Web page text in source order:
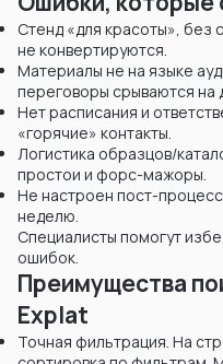
Стенд «для красоты», без
не конвертируются.
Материалы не на языке
переговоры срываются на
Нет расписания и
«горячие» контакты.
Логистика образцов/
простои и форс-мажоры.
Не настроен пост-
неделю.
Специалисты помогут
ошибок.
Преимущества
Explat
Точная фильтрация. На